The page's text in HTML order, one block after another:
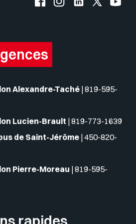
Alexandre-Taché |819-595-
Lucien-Brault |819-773-1639
de Saint-Jérôme|450-820-
Pierre-Moreau |819-595-